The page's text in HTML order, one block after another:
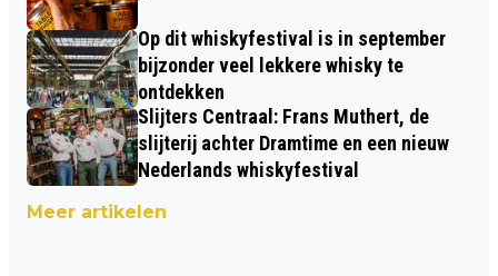
Op dit whiskyfestival is in september
bijzonder veel lekkere whisky te
ontdekken
Slijters Centraal: Frans Muthert, de
slijterij achter Dramtime en een nieuw
Nederlands whiskyfestival
Meer artikelen